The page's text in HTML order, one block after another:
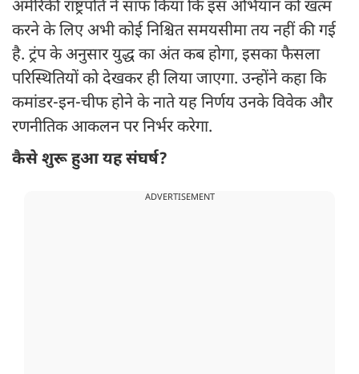
अमेरिकी राष्ट्रपति ने साफ किया कि इस अभियान को खत्म
करने के लिए अभी कोई निश्चित समयसीमा तय नहीं की गई
है. ट्रंप के अनुसार युद्ध का अंत कब होगा, इसका फैसला
परिस्थितियों को देखकर ही लिया जाएगा. उन्होंने कहा कि
कमांडर-इन-चीफ होने के नाते यह निर्णय उनके विवेक और
रणनीतिक आकलन पर निर्भर करेगा.
कैसे शुरू हुआ यह संघर्ष?
ADVERTISEMENT